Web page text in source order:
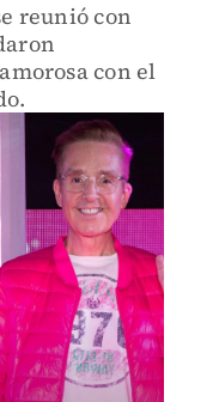
reunió con
con el